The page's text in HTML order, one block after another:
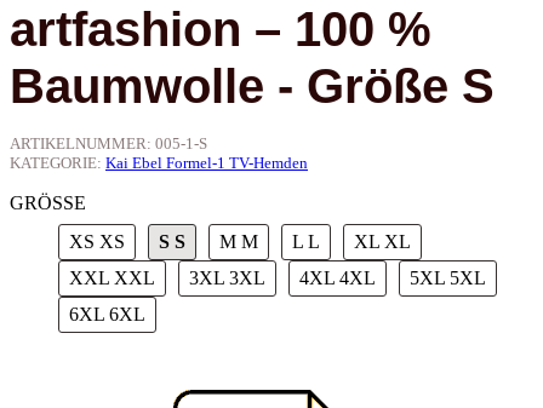
artfashion – 100 %
Baumwolle - Größe S
ARTIKELNUMMER: 005-1-S
KATEGORIE: Kai Ebel Formel-1 TV-Hemden
GRÖSSE
XS XS S S M M L L XL XL
XXL XXL 3XL 3XL 4XL 4XL 5XL 5XL
6XL 6XL